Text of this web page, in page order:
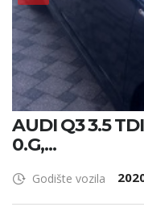
AUDI Q3 3.5
0.G,...
Godište vozila